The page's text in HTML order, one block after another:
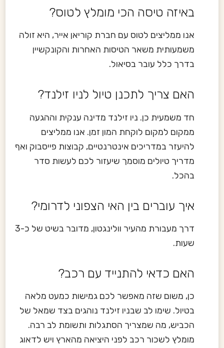
באיזה טיסה הכי מומלץ לטוס?
אנו ממליצים לטוס עם חברת קוריאן אייר, היא זולה
משמעותית משאר הטיסות האחרות והקונקשיין
בדרך כלל עובר בסיאול.
האם צריך לתכנן טיול לניו זילנד?
חד משמעית כן. ניו זילנד מדינה ענקית וההגעה
ממקום למקום לוקחת המון זמן. אנו ממליצים
להיעזר במדריכים אינטרנטיים, קבוצות פייסבוק ואף
מדריך טיולים מוסמך שיעזור לכם לעשות סדר
בהכל.
איך עוברים בין האי הצפוני לדרומי?
דרך מעבורת מהעיר וולינגטון, מדובר בשיט של כ-3
שעות.
האם כדאי להתנייד עם רכב?
כן, משום שזה מאפשר לכם גמישות כמעט מלאה
בטיול. שימו לב שבניו זילנד נוהגים בצד שמאל של
הכביש, מה שמצריך הסתגלות ותשומת לב רבה.
מומלץ לשכור רכב לפני היציאה מהארץ ויש לדאוג